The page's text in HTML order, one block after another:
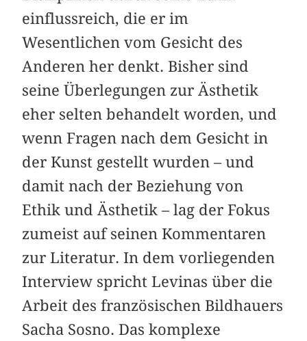
einflussreich, die er im
Wesentlichen vom Gesicht des
Anderen her denkt. Bisher sind
seine Überlegungen zur Ästhetik
eher selten behandelt worden, und
wenn Fragen nach dem Gesicht in
der Kunst gestellt wurden – und
damit nach der Beziehung von
Ethik und Ästhetik – lag der Fokus
zumeist auf seinen Kommentaren
zur Literatur. In dem vorliegenden
Interview spricht Levinas über die
Arbeit des französischen Bildhauers
Sacha Sosno. Das komplexe